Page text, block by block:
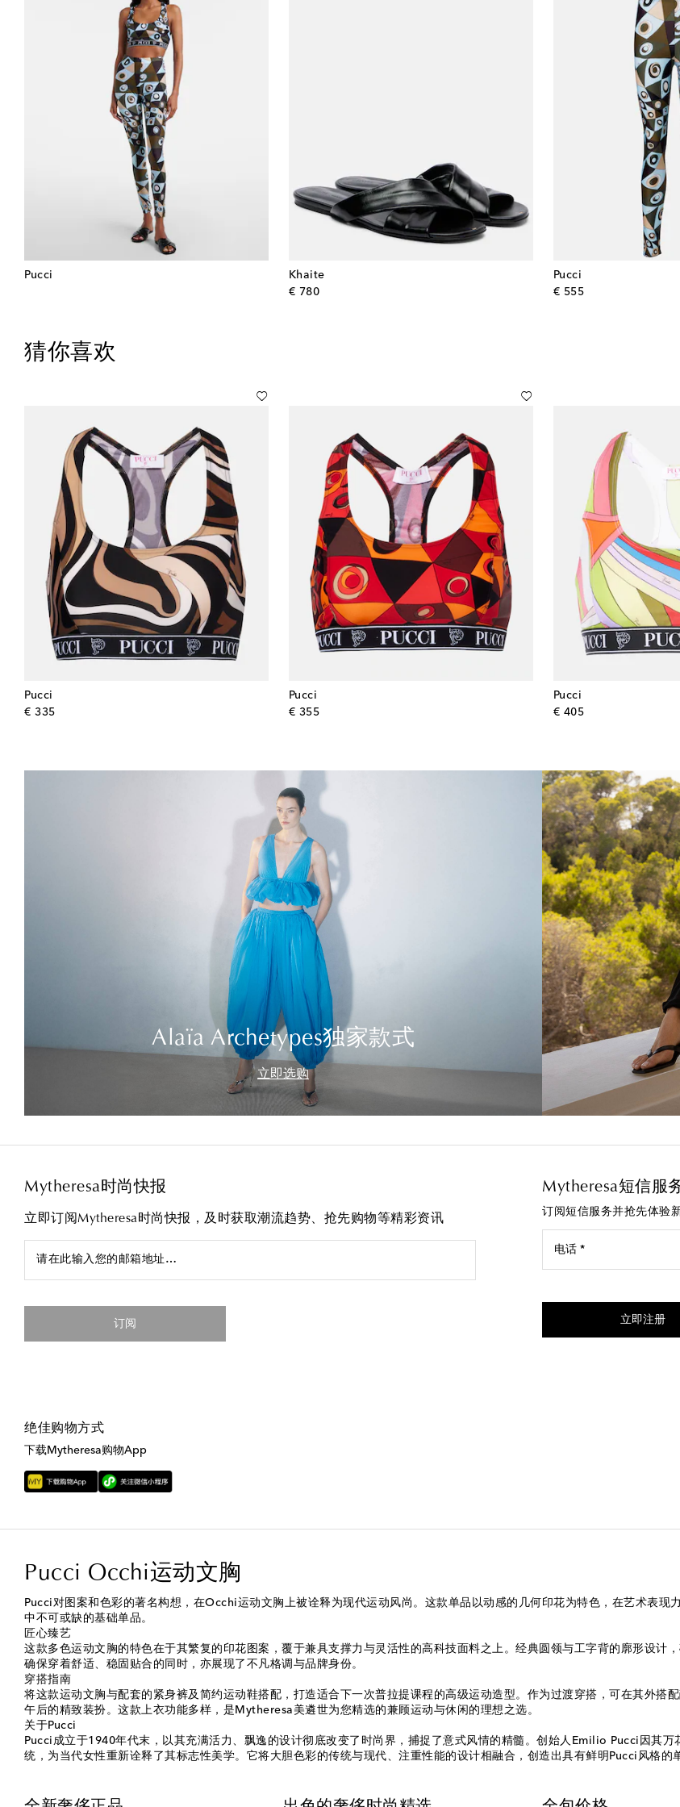
Pucci
Khaite
€ 780original price
Pucci
€ 555original price
猜你喜欢
Pucci
€ 335original price
Pucci
€ 355original price
Pucci
€ 405original price
Alaïa Archetypes独家款式
立即选购
Mytheresa时尚快报
立即订阅Mytheresa时尚快报，及时获取潮流趋势、抢先购物等精彩资讯
请在此输入您的邮箱地址…
订阅
Mytheresa短信服
订阅短信服务并抢先体验
电话 *
立即注册
绝佳购物方式
下载Mytheresa购物App
Pucci Occhi运动文胸
Pucci对图案和色彩的著名构想，在Occhi运动文胸上被诠释为现代运动风尚。这款单品以动感的几何印花为特色，在艺术表
中不可或缺的基础单品。
匠心臻艺
这款多色运动文胸的特色在于其繁复的印花图案，覆于兼具支撑力与灵活性的高科技面料之上。经典圆领与工字背的廓形设计
确保穿着舒适、稳固贴合的同时，亦展现了不凡格调与品牌身份。
穿搭指南
将这款运动文胸与配套的紧身裤及简约运动鞋搭配，打造适合下一次普拉提课程的高级运动造型。作为过渡穿搭，可在其外搭
午后的精致装扮。这款上衣功能多样，是Mytheresa美遴世为您精选的兼顾运动与休闲的理想之选。
关于Pucci
Pucci成立于1940年代末，以其充满活力、飘逸的设计彻底改变了时尚界，捕捉了意式风情的精髓。创始人Emilio Pucci因其
统，为当代女性重新诠释了其标志性美学。它将大胆色彩的传统与现代、注重性能的设计相融合，创造出具有鲜明Pucci风格的